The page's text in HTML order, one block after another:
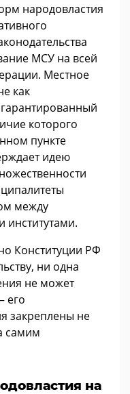
народовластия
МСУ на всей
Местное
как
которого
пункте
идею
между
Конституции РФ
ни одна
не может
его
закреплены не
самим
на